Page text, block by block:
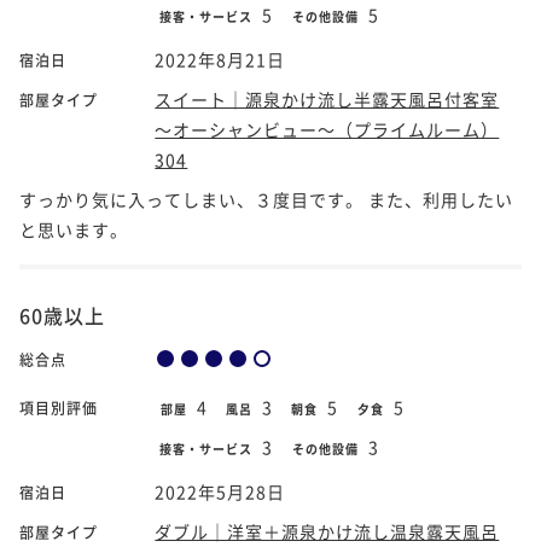
接客・サービス 5 その他設備 5
宿泊日 2022年8月21日
部屋タイプ
スイート｜源泉かけ流し半露天風呂付客室
～オーシャンビュー～（プライムルーム）
304
すっかり気に入ってしまい、３度目です。 また、利用したい
と思います。
60歳以上
総合点
項目別評価 部屋 4 風呂 3 朝食 5 夕食 5
接客・サービス 3 その他設備 3
宿泊日 2022年5月28日
部屋タイプ
ダブル｜洋室＋源泉かけ流し温泉露天風呂